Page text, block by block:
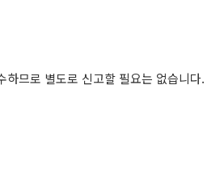
므로 별도로 신고할 필요는 없습니다.